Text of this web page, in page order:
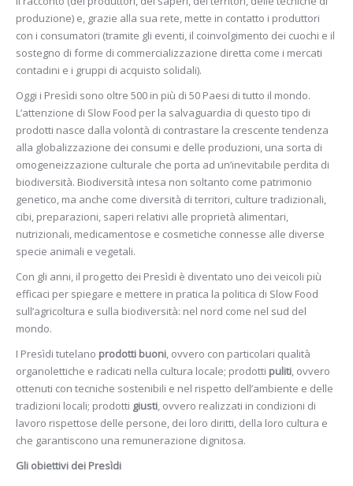
produzione) e, grazie alla sua rete, mette in contatto i produttori
con i consumatori (tramite gli eventi, il coinvolgimento dei cuochi e il
sostegno di forme di commercializzazione diretta come i mercati
contadini e i gruppi di acquisto solidali).
Oggi i Presìdi sono oltre 500 in più di 50 Paesi di tutto il mondo.
L’attenzione di Slow Food per la salvaguardia di questo tipo di
prodotti nasce dalla volontà di contrastare la crescente tendenza
alla globalizzazione dei consumi e delle produzioni, una sorta di
omogeneizzazione culturale che porta ad un’inevitabile perdita di
biodiversità. Biodiversità intesa non soltanto come patrimonio
genetico, ma anche come diversità di territori, culture tradizionali,
cibi, preparazioni, saperi relativi alle proprietà alimentari,
nutrizionali, medicamentose e cosmetiche connesse alle diverse
specie animali e vegetali.
Con gli anni, il progetto dei Presìdi è diventato uno dei veicoli più
efficaci per spiegare e mettere in pratica la politica di Slow Food
sull’agricoltura e sulla biodiversità: nel nord come nel sud del
mondo.
I Presìdi tutelano prodotti buoni, ovvero con particolari qualità
organolettiche e radicati nella cultura locale; prodotti puliti, ovvero
ottenuti con tecniche sostenibili e nel rispetto dell’ambiente e delle
tradizioni locali; prodotti giusti, ovvero realizzati in condizioni di
lavoro rispettose delle persone, dei loro diritti, della loro cultura e
che garantiscono una remunerazione dignitosa.
Gli obiettivi dei Presìdi